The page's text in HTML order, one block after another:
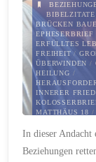
für
die
BIBELZITATE
BRÜCKEN
EPHESERBRIEF
ERFÜLLTES
FREIHEIT /
ÜBERWINDEN /
HEILUNG /
INNERER
MATTHÄUS 18 /
PERSÖNLICHES
DER
In dieser Andacht
Beziehungen